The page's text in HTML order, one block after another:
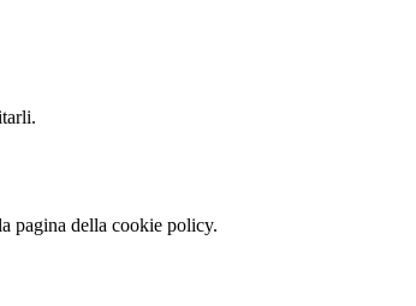
pagina della cookie policy.